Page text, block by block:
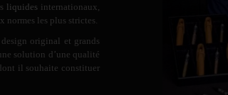
liquidesinternationaux,
normes les plus strictes.
original et grands
solution d’une qualité
il souhaite constituer